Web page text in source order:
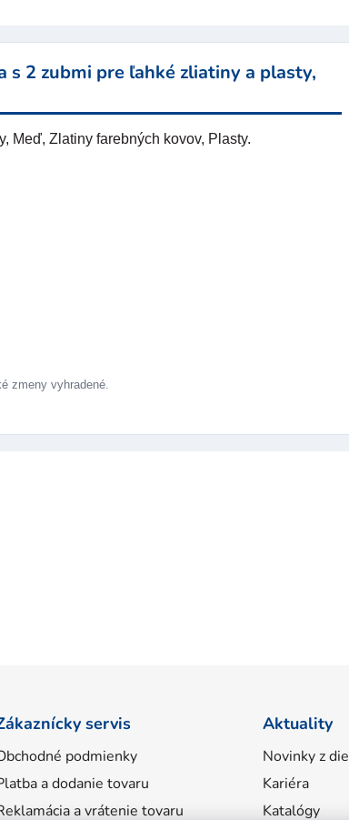
s 2 zubmi pre ľahké zliatiny a plasty,
Meď, Zlatiny farebných kovov, Plasty.
zmeny vyhradené.
servis
podmienky
a dodanie tovaru
a vrátenie tovaru
Aktuality
Novinky z
Kariéra
Katalógy